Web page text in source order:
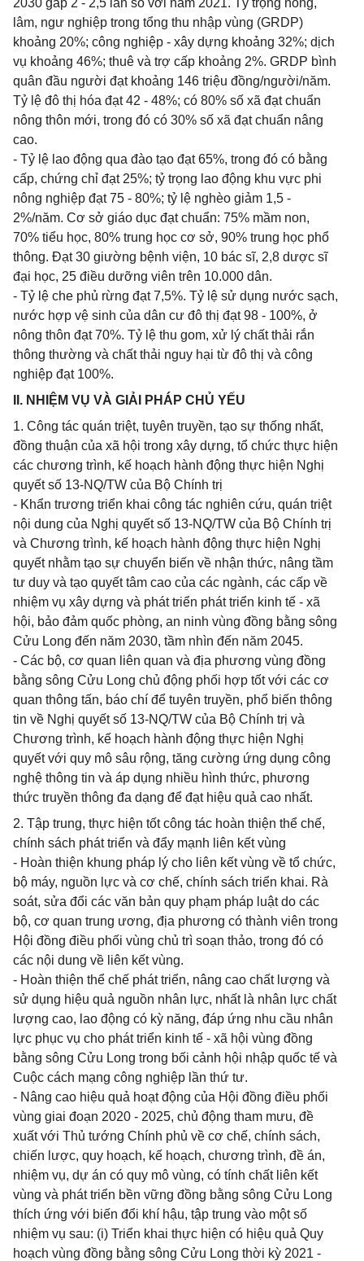
2030 gấp 2 - 2,5 lần so với năm 2021. Tỷ trọng nông,
lâm, ngư nghiệp trong tổng thu nhập vùng (GRDP)
khoảng 20%; công nghiệp - xây dựng khoảng 32%; dịch
vụ khoảng 46%; thuê và trợ cấp khoảng 2%. GRDP bình
quân đầu người đạt khoảng 146 triệu đồng/người/năm.
Tỷ lệ đô thị hóa đạt 42 - 48%; có 80% số xã đạt chuẩn
nông thôn mới, trong đó có 30% số xã đạt chuẩn nâng
cao.
- Tỷ lệ lao động qua đào tạo đạt 65%, trong đó có bằng
cấp, chứng chỉ đạt 25%; tỷ trọng lao động khu vực phi
nông nghiệp đạt 75 - 80%; tỷ lệ nghèo giảm 1,5 -
2%/năm. Cơ sở giáo dục đạt chuẩn: 75% mầm non,
70% tiểu học, 80% trung học cơ sở, 90% trung học phổ
thông. Đạt 30 giường bệnh viện, 10 bác sĩ, 2,8 dược sĩ
đại học, 25 điều dưỡng viên trên 10.000 dân.
- Tỷ lệ che phủ rừng đạt 7,5%. Tỷ lệ sử dụng nước sạch,
nước hợp vệ sinh của dân cư đô thị đạt 98 - 100%, ở
nông thôn đạt 70%. Tỷ lệ thu gom, xử lý chất thải rắn
thông thường và chất thải nguy hại từ đô thị và công
nghiệp đạt 100%.
II. NHIỆM VỤ VÀ GIẢI PHÁP CHỦ YẾU
1. Công tác quán triệt, tuyên truyền, tạo sự thống nhất,
đồng thuận của xã hội trong xây dựng, tổ chức thực hiện
các chương trình, kế hoạch hành động thực hiện Nghị
quyết số 13-NQ/TW của Bộ Chính trị
- Khẩn trương triển khai công tác nghiên cứu, quán triệt
nội dung của Nghị quyết số 13-NQ/TW của Bộ Chính trị
và Chương trình, kế hoạch hành động thực hiện Nghị
quyết nhằm tạo sự chuyển biến về nhận thức, nâng tầm
tư duy và tạo quyết tâm cao của các ngành, các cấp về
nhiệm vụ xây dựng và phát triển phát triển kinh tế - xã
hội, bảo đảm quốc phòng, an ninh vùng đồng bằng sông
Cửu Long đến năm 2030, tầm nhìn đến năm 2045.
- Các bộ, cơ quan liên quan và địa phương vùng đồng
bằng sông Cửu Long chủ động phối hợp tốt với các cơ
quan thông tấn, báo chí để tuyên truyền, phổ biến thông
tin về Nghị quyết số 13-NQ/TW của Bộ Chính trị và
Chương trình, kế hoạch hành động thực hiện Nghị
quyết với quy mô sâu rộng, tăng cường ứng dụng công
nghệ thông tin và áp dụng nhiều hình thức, phương
thức truyền thông đa dạng để đạt hiệu quả cao nhất.
2. Tập trung, thực hiện tốt công tác hoàn thiện thể chế,
chính sách phát triển và đẩy mạnh liên kết vùng
- Hoàn thiện khung pháp lý cho liên kết vùng về tổ chức,
bộ máy, nguồn lực và cơ chế, chính sách triển khai. Rà
soát, sửa đổi các văn bản quy phạm pháp luật do các
bộ, cơ quan trung ương, địa phương có thành viên trong
Hội đồng điều phối vùng chủ trì soạn thảo, trong đó có
các nội dung về liên kết vùng.
- Hoàn thiện thể chế phát triển, nâng cao chất lượng và
sử dụng hiệu quả nguồn nhân lực, nhất là nhân lực chất
lượng cao, lao động có kỳ năng, đáp ứng nhu cầu nhân
lực phục vụ cho phát triển kinh tế - xã hội vùng đồng
bằng sông Cửu Long trong bối cảnh hội nhập quốc tế và
Cuộc cách mạng công nghiệp lần thứ tư.
- Nâng cao hiệu quả hoạt động của Hội đồng điều phối
vùng giai đoạn 2020 - 2025, chủ động tham mưu, đề
xuất với Thủ tướng Chính phủ về cơ chế, chính sách,
chiến lược, quy hoạch, kế hoạch, chương trình, đề án,
nhiệm vụ, dự án có quy mô vùng, có tính chất liên kết
vùng và phát triển bền vững đồng bằng sông Cửu Long
thích ứng với biến đổi khí hậu, tập trung vào một số
nhiệm vụ sau: (i) Triển khai thực hiện có hiệu quả Quy
hoạch vùng đồng bằng sông Cửu Long thời kỳ 2021 -